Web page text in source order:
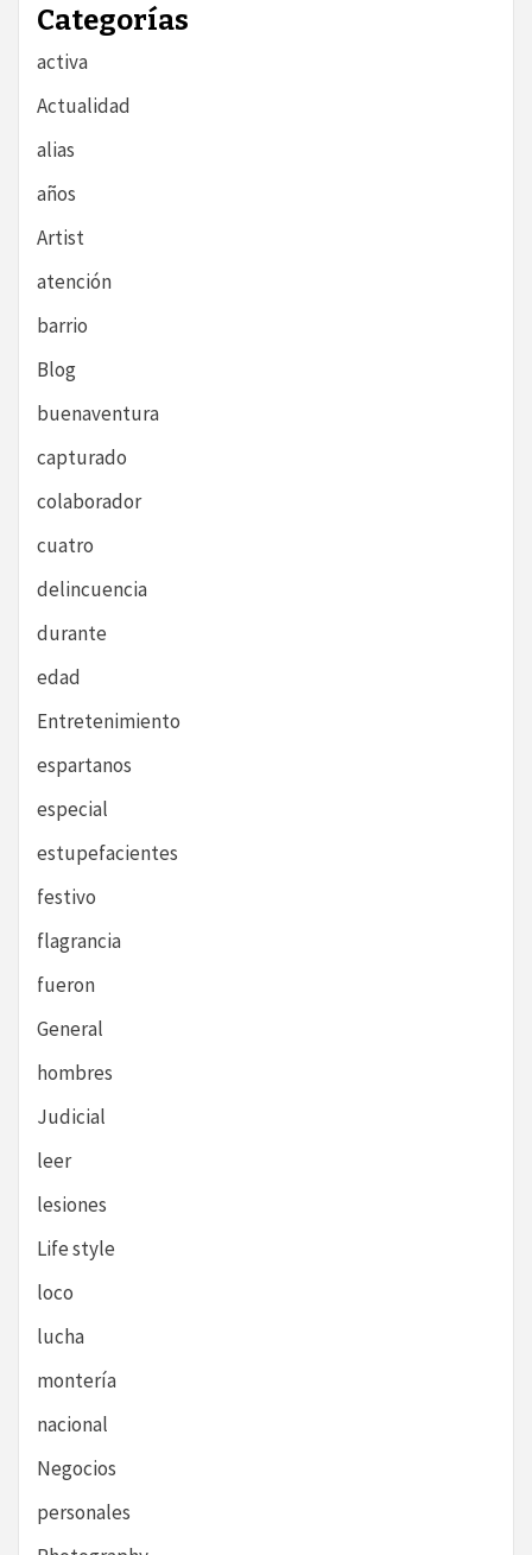
Categorías
activa
Actualidad
alias
años
Artist
atención
barrio
Blog
buenaventura
capturado
colaborador
cuatro
delincuencia
durante
edad
Entretenimiento
espartanos
especial
estupefacientes
festivo
flagrancia
fueron
General
hombres
Judicial
leer
lesiones
Life style
loco
lucha
montería
nacional
Negocios
personales